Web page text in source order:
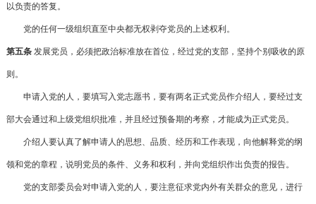
以负责的答复。
党的任何一级组织直至中央都无权剥夺党员的上述权利。
第五条 发展党员，必须把政治标准放在首位，经过党的支部，坚持个别吸收的原
则。
申请入党的人，要填写入党志愿书，要有两名正式党员作介绍人，要经过支
部大会通过和上级党组织批准，并且经过预备期的考察，才能成为正式党员。
介绍人要认真了解申请人的思想、品质、经历和工作表现，向他解释党的纲
领和党的章程，说明党员的条件、义务和权利，并向党组织作出负责的报告。
党的支部委员会对申请入党的人，要注意征求党内外有关群众的意见，进行